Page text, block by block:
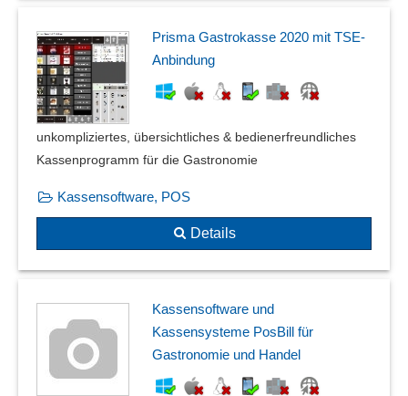
Prisma Gastrokasse 2020 mit TSE-
Anbindung
unkompliziertes, übersichtliches & bedienerfreundliches
Kassenprogramm für die Gastronomie
Kassensoftware, POS
Details
Kassensoftware und
Kassensysteme PosBill für
Gastronomie und Handel